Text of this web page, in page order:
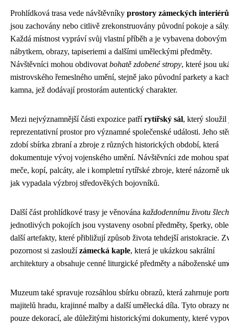
Prohlídková trasa vede návštěvníky prostory zámeckých interiérů
jsou zachovány nebo citlivě zrekonstruovány původní pokoje a
Každá místnost vypráví svůj vlastní příběh a je vybavena dobovým
nábytkem, obrazy, tapiseriemi a dalšími uměleckými předměty.
Návštěvníci mohou obdivovat bohatě zdobené stropy, které jsou
mistrovského řemeslného umění, stejně jako původní parkety a
kamna, jež dodávají prostorám autentický charakter.
Mezi nejvýznamnější části expozice patřírytířský sál, který sloužil
reprezentativní prostor pro významné společenské události. Jeho
zdobí sbírka zbraní a zbroje z různých historických období, která
dokumentuje vývoj vojenského umění. Návštěvníci zde mohou
meče, kopí, palcáty, ale i kompletní rytířské zbroje, které názorně
jak vypadala výzbroj středověkých bojovníků.
Další část prohlídkové trasy je věnována každodennímu životu
jednotlivých pokojích jsou vystaveny osobní předměty, šperky,
další artefakty, které přibližují způsob života tehdejší aristokracie.
pozornost si zasloužízámecká kaple, která je ukázkou sakrální
architektury a obsahuje cenné liturgické předměty a náboženské
Muzeum také spravuje rozsáhlou sbírku obrazů, která zahrnuje
majitelů hradu, krajinné malby a další umělecká díla. Tyto obrazy
pouze dekorací, ale důležitými historickými dokumenty, které